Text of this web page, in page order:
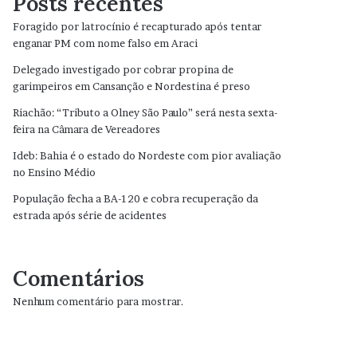
Foragido por latrocínio é recapturado após tentar
enganar PM com nome falso em Araci
Delegado investigado por cobrar propina de
garimpeiros em Cansanção e Nordestina é preso
Riachão: “Tributo a Olney São Paulo” será nesta sexta-
feira na Câmara de Vereadores
Ideb: Bahia é o estado do Nordeste com pior avaliação
no Ensino Médio
População fecha a BA-120 e cobra recuperação da
estrada após série de acidentes
Comentários
Nenhum comentário para mostrar.